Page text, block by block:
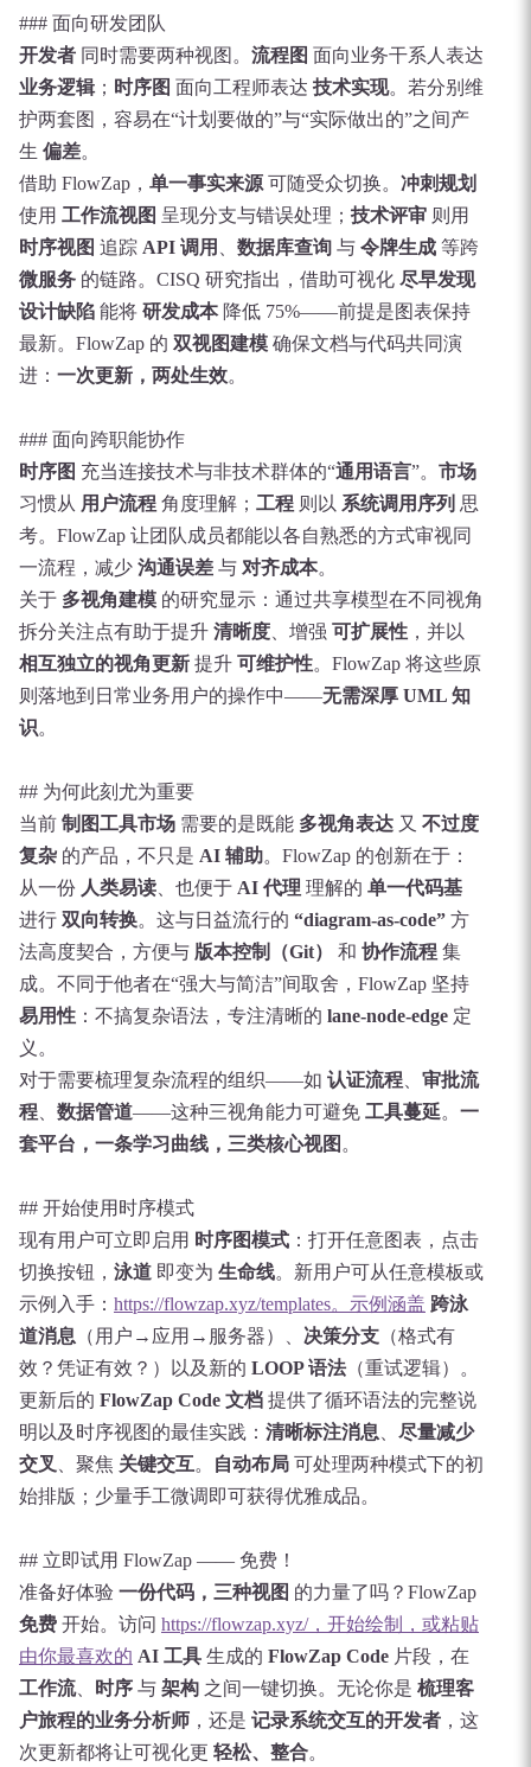
### 面向研发团队
开发者 同时需要两种视图。 流程图 面向业务干系人表达
业务逻辑； 时序图 面向工程师表达 技术实现。若分别维
护两套图，容易在“计划要做的”与“实际做出的”之间产
生 偏差。
借助 FlowZap， 单一事实来源 可随受众切换。 冲刺规划
使用 工作流视图 呈现分支与错误处理； 技术评审 则用
时序视图 追踪 API 调用 数据库查询 与 令牌生成 等跨
微服务 的链路。CISQ 研究指出，借助可视化 尽早发现
设计缺陷 能将 研发成本降低 75%——前提是图表保持
最新。FlowZap 的 双视图建模 确保文档与代码共同演
进： 一次更新，两处生效。
### 面向跨职能协作
时序图 充当连接技术与非技术群体的“通用语言”。 市场
习惯从 用户流程 角度理解； 工程 则以 系统调用序列 思
考。FlowZap 让团队成员都能以各自熟悉的方式审视同
一流程，减少 沟通误差 与 对齐成本。
关于 多视角建模 的研究显示：通过共享模型在不同视角
拆分关注点有助于提升 清晰度 、增强 可扩展性 ，并以
相互独立的视角更新 提升 可维护性。FlowZap 将这些原
则落地到日常业务用户的操作中——无需深厚 UML 知
识。
## 为何此刻尤为重要
当前 制图工具市场 需要的是既能 多视角表达 又 不过度
复杂 的产品，不只是 AI 辅助。FlowZap 的创新在于：
从一份 人类易读 、也便于 AI 代理 理解的 单一代码基
进行 双向转换。这与日益流行的 “diagram‑as‑code” 方
法高度契合，方便与 版本控制（Git） 和 协作流程 集
成。不同于他者在“强大与简洁”间取舍，FlowZap 坚持
易用性 ：不搞复杂语法，专注清晰的 lane‑node‑edge 定
义。
对于需要梳理复杂流程的组织——如 认证流程
审批流
程
数据管道——这种三视角能力可避免 工具蔓延。 一
套平台，一条学习曲线，三类核心视图 。
## 开始使用时序模式
现有用户可立即启用 时序图模式 ：打开任意图表，点击
切换按钮， 泳道 即变为 生命线。新用户可从任意模板或
示例入手： https://flowzap.xyz/templates。示例涵盖 跨泳
道消息 （用户→应用→服务器）、 决策分支 （格式有
效？凭证有效？）以及新的 LOOP 语法（重试逻辑）。
更新后的 FlowZap Code 文档 提供了循环语法的完整说
明以及时序视图的最佳实践： 清晰标注消息
尽量减少
交叉
、聚焦 关键交互。 自动布局 可处理两种模式下的初
始排版；少量手工微调即可获得优雅成品。
## 立即试用 FlowZap —— 免费！
准备好体验 一份代码，三种视图 的力量了吗？FlowZap
免费 开始。访问 https://flowzap.xyz/，开始绘制，或粘贴
由你最喜欢的 AI 工具 生成的 FlowZap Code 片段，在
工作流、 时序 与 架构 之间一键切换。无论你是 梳理客
户旅程的业务分析师 ，还是 记录系统交互的开发者 ，这
次更新都将让可视化更 轻松、整合。